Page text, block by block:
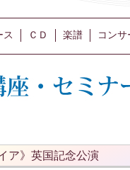
ス ＣＤ 楽譜 コン
ア》英国記念公演